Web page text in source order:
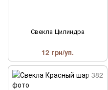
Свекла Цилиндра
12 грн/уп.